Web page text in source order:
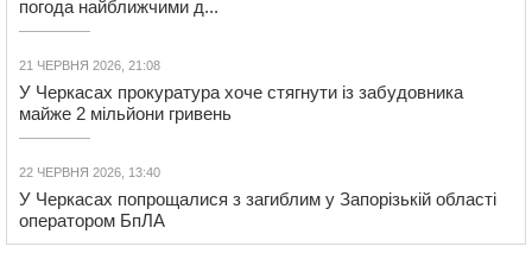
погода найближчими д...
21 ЧЕРВНЯ 2026, 21:08
У Черкасах прокуратура хоче стягнути із забудовника
майже 2 мільйони гривень
22 ЧЕРВНЯ 2026, 13:40
У Черкасах попрощалися з загиблим у Запорізькій області
оператором БпЛА